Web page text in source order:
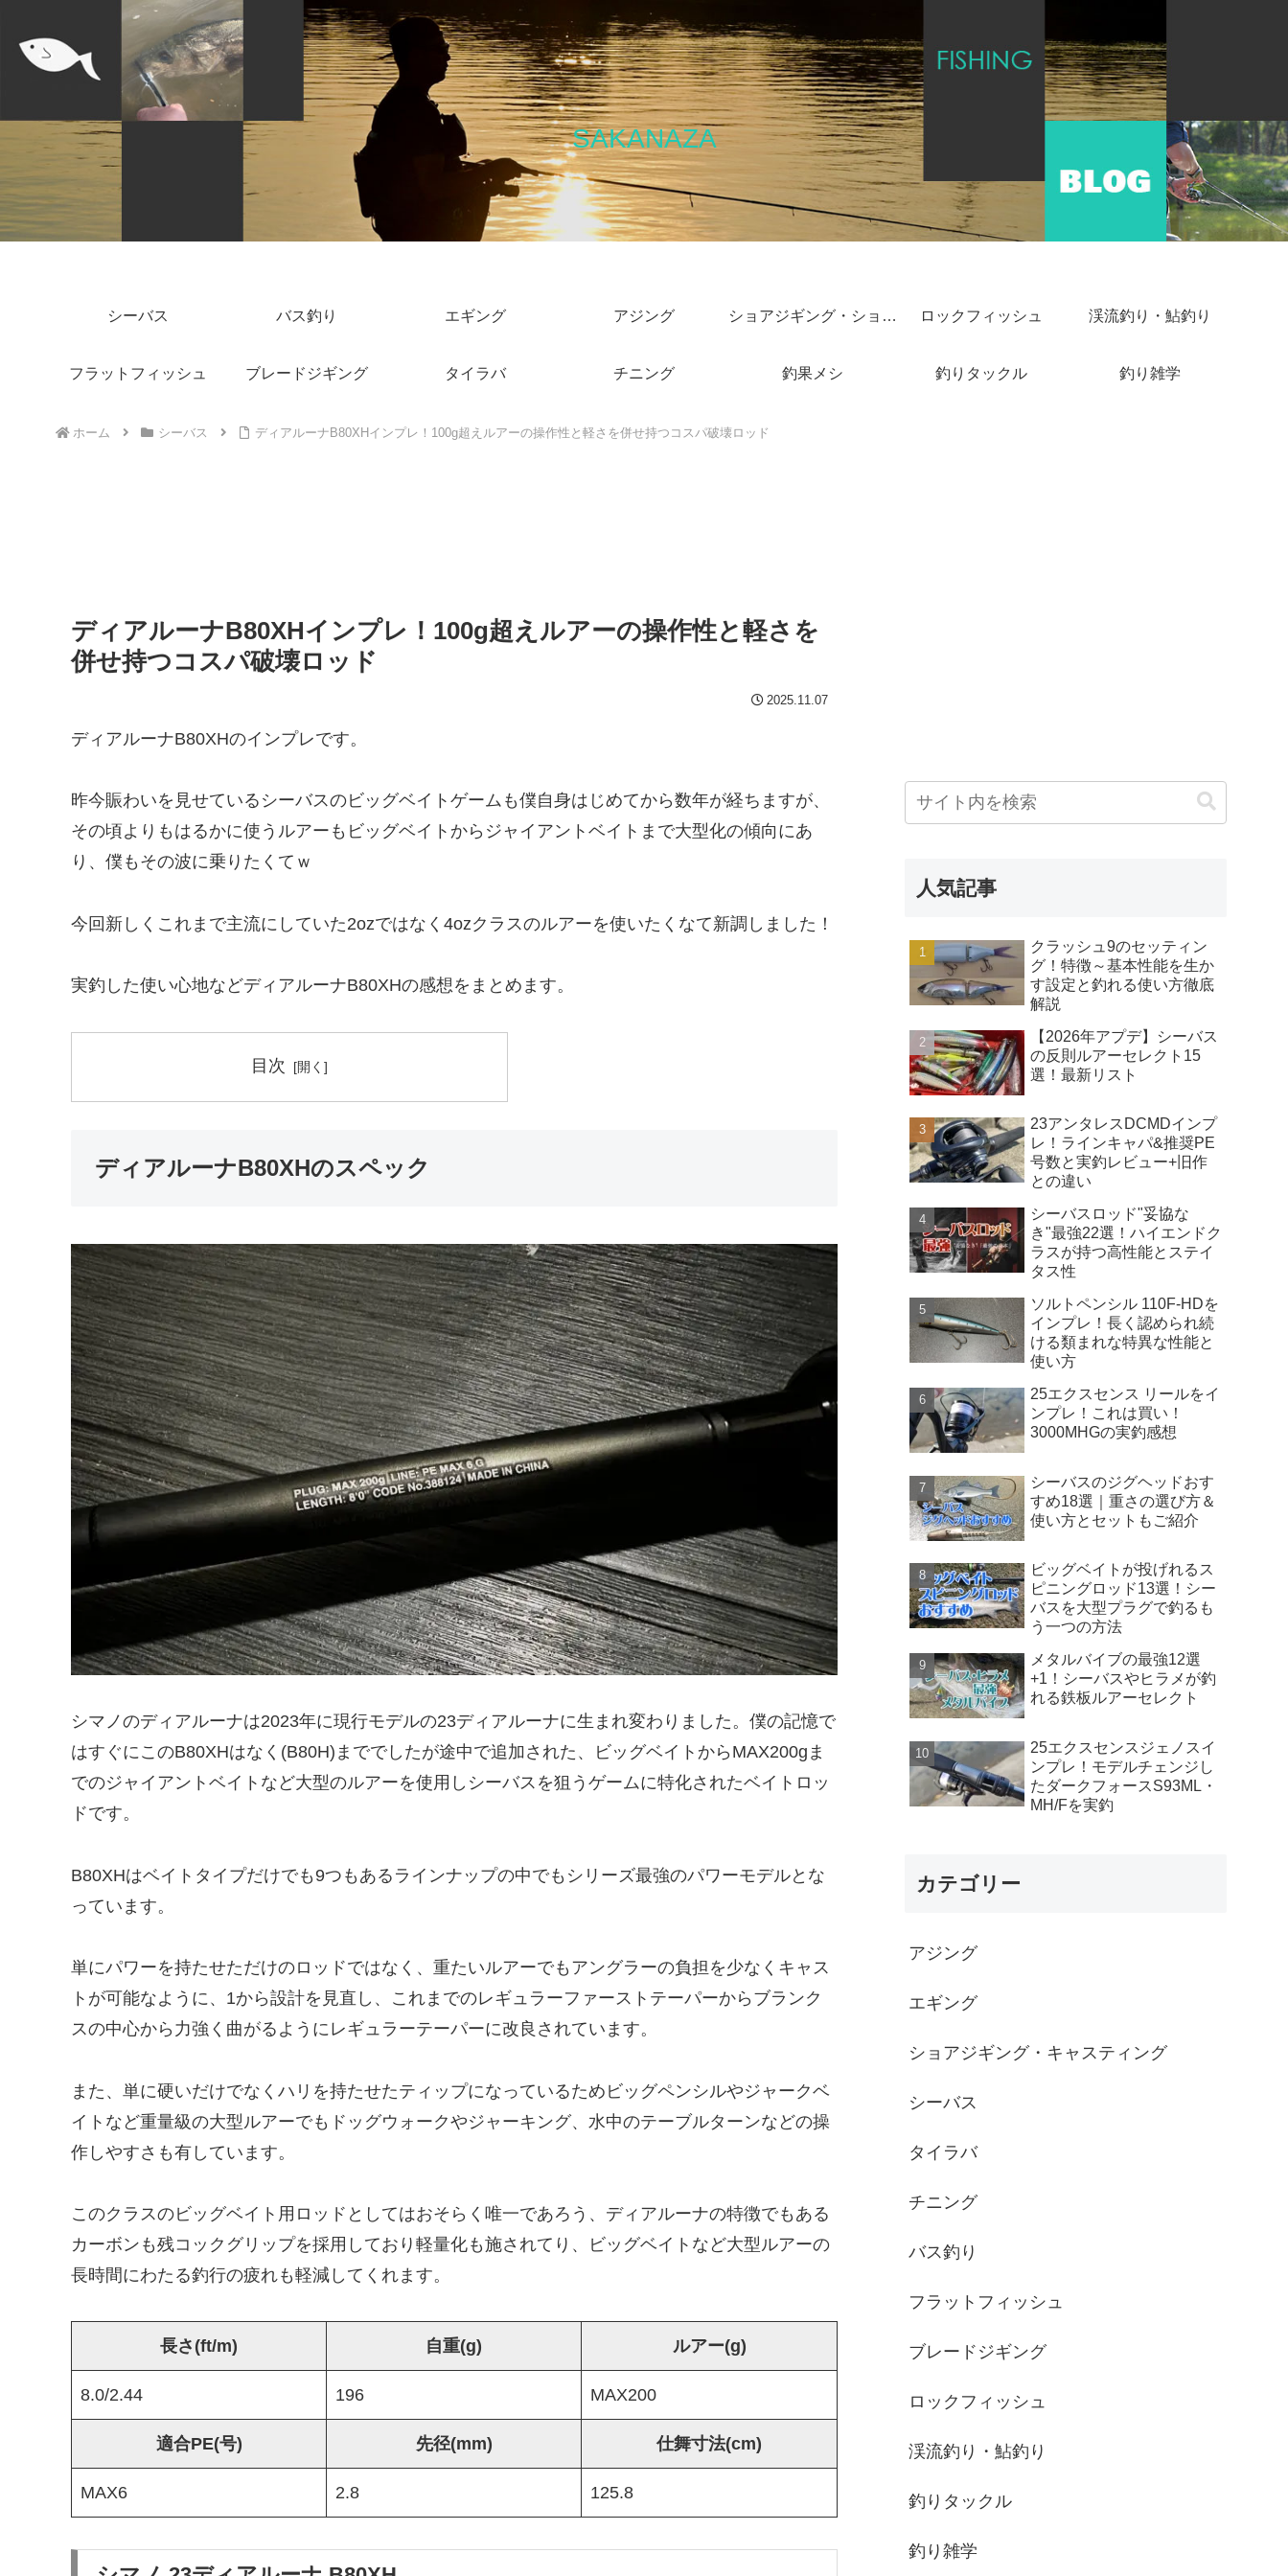
SAKANAZA
シーバス バス釣り エギング アジング ショアジギング・ショアキャスティング ロックフィッシュ 渓流釣り・鮎釣り
フラットフィッシュ ブレードジギング タイラバ チニング 釣果メシ 釣りタックル 釣り雑学
ホーム シーバス ディアルーナB80XHインプレ！100g超えルアーの操作性と軽さを併せ持つコスパ破壊ロッド
ディアルーナB80XHインプレ！100g超えルアーの操作性と軽さを
併せ持つコスパ破壊ロッド
2025.11.07
ディアルーナB80XHのインプレです。
昨今賑わいを見せているシーバスのビッグベイトゲームも僕自身はじめてから数年が経ちますが、
その頃よりもはるかに使うルアーもビッグベイトからジャイアントベイトまで大型化の傾向にあ
り、僕もその波に乗りたくてｗ
今回新しくこれまで主流にしていた2ozではなく4ozクラスのルアーを使いたくなて新調しました！
実釣した使い心地などディアルーナB80XHの感想をまとめます。
目次
ディアルーナB80XHのスペック
シマノのディアルーナは2023年に現行モデルの23ディアルーナに生まれ変わりました。僕の記憶で
はすぐにこのB80XHはなく(B80H)まででしたが途中で追加された、ビッグベイトからMAX200gま
でのジャイアントベイトなど大型のルアーを使用しシーバスを狙うゲームに特化されたベイトロッ
ドです。
B80XHはベイトタイプだけでも9つもあるラインナップの中でもシリーズ最強のパワーモデルとな
っています。
単にパワーを持たせただけのロッドではなく、重たいルアーでもアングラーの負担を少なくキャス
トが可能なように、1から設計を見直し、これまでのレギュラーファーストテーパーからブランク
スの中心から力強く曲がるようにレギュラーテーパーに改良されています。
また、単に硬いだけでなくハリを持たせたティップになっているためビッグペンシルやジャークベ
イトなど重量級の大型ルアーでもドッグウォークやジャーキング、水中のテーブルターンなどの操
作しやすさも有しています。
このクラスのビッグベイト用ロッドとしてはおそらく唯一であろう、ディアルーナの特徴でもある
カーボンも残コックグリップを採用しており軽量化も施されてり、ビッグベイトなど大型ルアーの
長時間にわたる釣行の疲れも軽減してくれます。
長さ(ft/m) 自重(g) ルアー(g)
8.0/2.44 196 MAX200
適合PE(号) 先径(mm) 仕舞寸法(cm)
MAX6 2.8 125.8
人気記事
クラッシュ9のセッティン
グ！特徴～基本性能を生か
す設定と釣れる使い方徹底
解説
【2026年アプデ】シーバス
の反則ルアーセレクト15
選！最新リスト
23アンタレスDCMDインプ
レ！ラインキャパ&推奨PE
号数と実釣レビュー+旧作
との違い
シーバスロッド"妥協な
き"最強22選！ハイエンドク
ラスが持つ高性能とステイ
タス性
ソルトペンシル 110F-HDを
インプレ！長く認められ続
ける類まれな特異な性能と
使い方
25エクスセンス リールをイ
ンプレ！これは買い！
3000MHGの実釣感想
シーバスのジグヘッドおす
すめ18選｜重さの選び方＆
使い方とセットもご紹介
ビッグベイトが投げれるス
ピニングロッド13選！シー
バスを大型プラグで釣るも
う一つの方法
メタルバイブの最強12選
+1！シーバスやヒラメが釣
れる鉄板ルアーセレクト
25エクスセンスジェノスイ
ンプレ！モデルチェンジし
たダークフォースS93ML・
MH/Fを実釣
カテゴリー
アジング
エギング
ショアジギング・キャスティング
シーバス
タイラバ
チニング
バス釣り
フラットフィッシュ
ブレードジギング
ロックフィッシュ
渓流釣り・鮎釣り
釣りタックル
釣り雑学